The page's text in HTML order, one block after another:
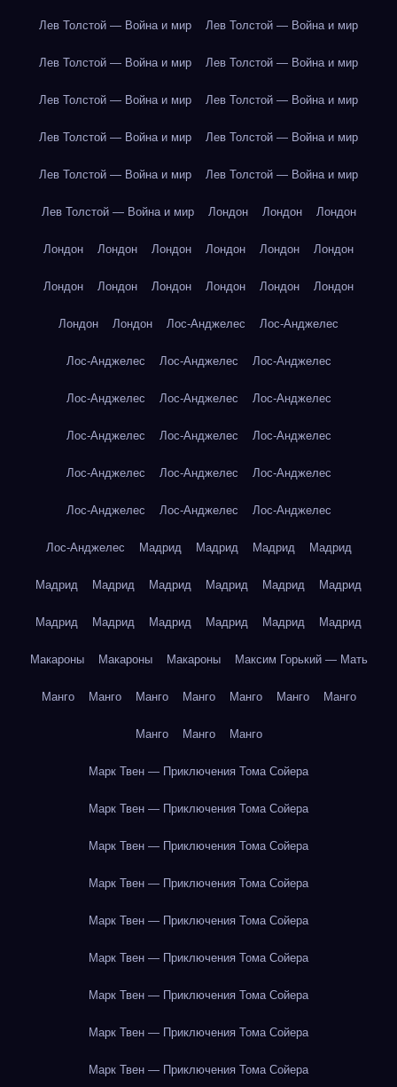
Лев Толстой — Война и мир Лев Толстой — Война и мир
Лев Толстой — Война и мир Лев Толстой — Война и мир
Лев Толстой — Война и мир Лев Толстой — Война и мир
Лев Толстой — Война и мир Лев Толстой — Война и мир
Лев Толстой — Война и мир Лев Толстой — Война и мир
Лев Толстой — Война и мир Лондон Лондон Лондон
Лондон Лондон Лондон Лондон Лондон Лондон
Лондон Лондон Лондон Лондон Лондон Лондон
Лондон Лондон Лос-Анджелес Лос-Анджелес
Лос-Анджелес Лос-Анджелес Лос-Анджелес
Лос-Анджелес Лос-Анджелес Лос-Анджелес
Лос-Анджелес Лос-Анджелес Лос-Анджелес
Лос-Анджелес Лос-Анджелес Лос-Анджелес
Лос-Анджелес Лос-Анджелес Лос-Анджелес
Лос-Анджелес Мадрид Мадрид Мадрид Мадрид
Мадрид Мадрид Мадрид Мадрид Мадрид Мадрид
Мадрид Мадрид Мадрид Мадрид Мадрид Мадрид
Макароны Макароны Макароны Максим Горький — Мать
Манго Манго Манго Манго Манго Манго Манго
Манго Манго Манго
Марк Твен — Приключения Тома Сойера
Марк Твен — Приключения Тома Сойера
Марк Твен — Приключения Тома Сойера
Марк Твен — Приключения Тома Сойера
Марк Твен — Приключения Тома Сойера
Марк Твен — Приключения Тома Сойера
Марк Твен — Приключения Тома Сойера
Марк Твен — Приключения Тома Сойера
Марк Твен — Приключения Тома Сойера